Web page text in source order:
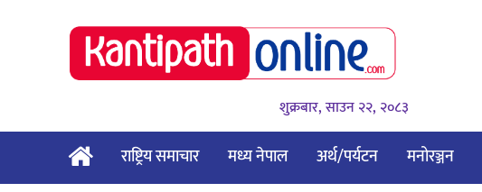
शुक्रबार, साउन २२, २०८३
राष्ट्रिय समाचार मध्य नेपाल अर्थ/पर्यटन मनोरञ्जन